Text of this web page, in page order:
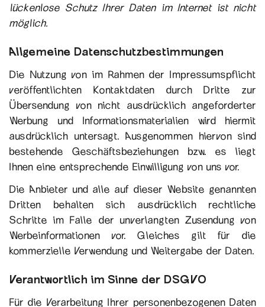
lückenlose Schutz Ihrer Daten im Internet ist nicht
möglich.
Allgemeine Datenschutzbestimmungen
Die Nutzung von im Rahmen der Impressumspflicht
veröffentlichten Kontaktdaten durch Dritte zur
Übersendung von nicht ausdrücklich angeforderter
Werbung und Informationsmaterialien wird hiermit
ausdrücklich untersagt. Ausgenommen hiervon sind
bestehende Geschäftsbeziehungen bzw. es liegt
Ihnen eine entsprechende Einwilligung von uns vor.
Die Anbieter und alle auf dieser Website genannten
Dritten behalten sich ausdrücklich rechtliche
Schritte im Falle der unverlangten Zusendung von
Werbeinformationen vor. Gleiches gilt für die
kommerzielle Verwendung und Weitergabe der Daten.
Verantwortlich im Sinne der DSGVO
Für die Verarbeitung Ihrer personenbezogenen Daten